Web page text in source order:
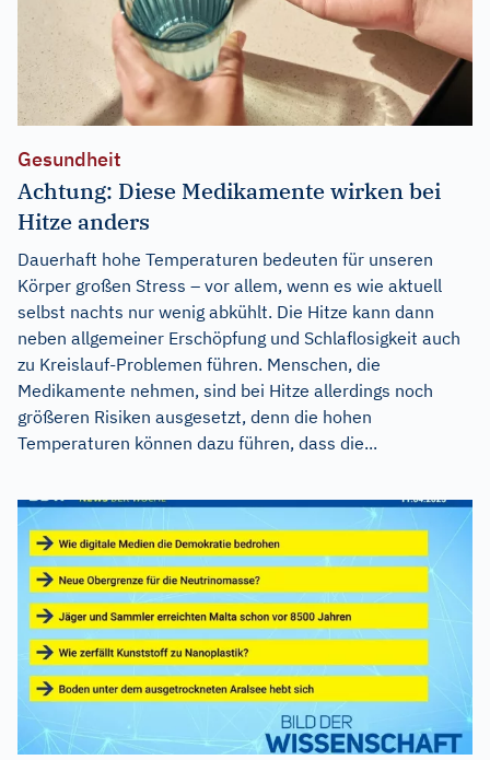
Gesundheit
Achtung: Diese Medikamente wirken bei
Hitze anders
Dauerhaft hohe Temperaturen bedeuten für unseren
Körper großen Stress – vor allem, wenn es wie aktuell
selbst nachts nur wenig abkühlt. Die Hitze kann dann
neben allgemeiner Erschöpfung und Schlaflosigkeit auch
zu Kreislauf-Problemen führen. Menschen, die
Medikamente nehmen, sind bei Hitze allerdings noch
größeren Risiken ausgesetzt, denn die hohen
Temperaturen können dazu führen, dass die...